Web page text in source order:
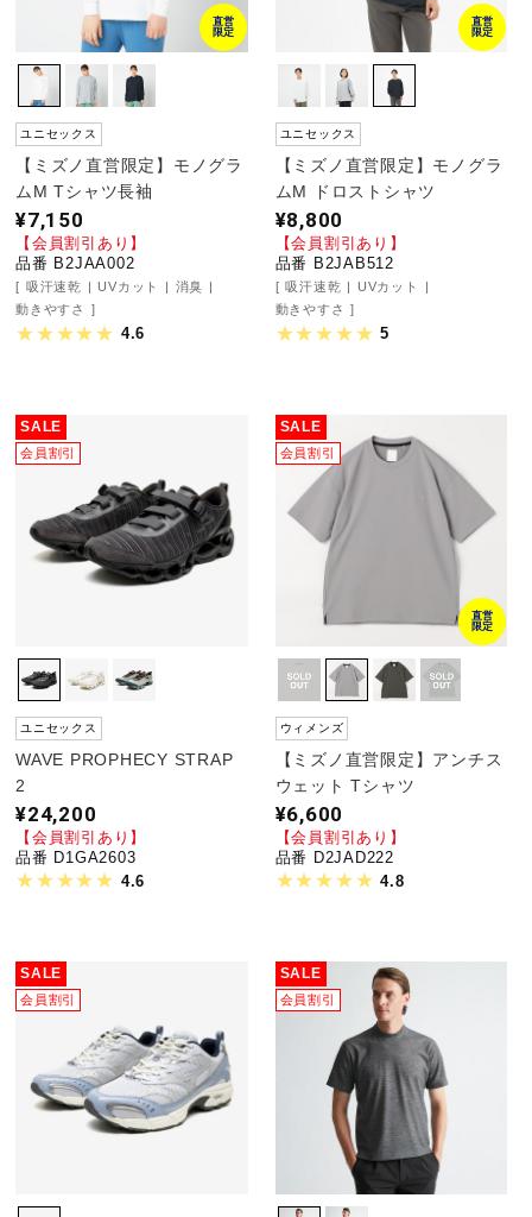
その他
サポート
直営店一覧
取扱店一覧
直営
限定
ユニセックス
【ミズノ直営限定】モノグラ
ムM Tシャツ長袖
¥7,150
【会員割引あり】
品番 B2JAA002
吸汗速乾 UVカット
消臭
動きやすさ
4.6
直営
限定
ユニセックス
【ミズノ直営限定】モノグラ
ムM ドロストシャツ
¥8,800
【会員割引あり】
品番 B2JAB512
吸汗速乾
UVカット
動きやすさ
5
SALE
会員割引
ユニセックス
WAVE PROPHECY STRAP
2
¥24,200
【会員割引あり】
品番 D1GA2603
4.6
SALE
会員割引
直営
限定
ウィメンズ
【ミズノ直営限定】アンチス
ウェット Tシャツ
¥6,600
【会員割引あり】
品番 D2JAD222
4.8
SALE
会員割引
SALE
会員割引